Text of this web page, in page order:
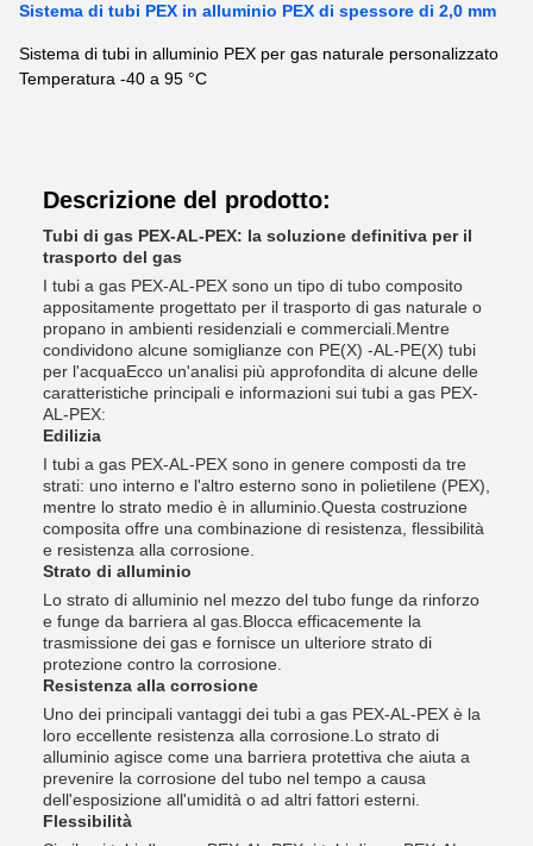
Sistema di tubi PEX in alluminio PEX di spessore di 2,0 mm
Sistema di tubi in alluminio PEX per gas naturale personalizzato
Temperatura -40 a 95 °C
Descrizione del prodotto:
Tubi di gas PEX-AL-PEX: la soluzione definitiva per il
trasporto del gas
I tubi a gas PEX-AL-PEX sono un tipo di tubo composito
appositamente progettato per il trasporto di gas naturale o
propano in ambienti residenziali e commerciali.Mentre
condividono alcune somiglianze con PE(X) -AL-PE(X) tubi
per l'acquaEcco un'analisi più approfondita di alcune delle
caratteristiche principali e informazioni sui tubi a gas PEX-
AL-PEX:
Edilizia
I tubi a gas PEX-AL-PEX sono in genere composti da tre
strati: uno interno e l'altro esterno sono in polietilene (PEX),
mentre lo strato medio è in alluminio.Questa costruzione
composita offre una combinazione di resistenza, flessibilità
e resistenza alla corrosione.
Strato di alluminio
Lo strato di alluminio nel mezzo del tubo funge da rinforzo
e funge da barriera al gas.Blocca efficacemente la
trasmissione dei gas e fornisce un ulteriore strato di
protezione contro la corrosione.
Resistenza alla corrosione
Uno dei principali vantaggi dei tubi a gas PEX-AL-PEX è la
loro eccellente resistenza alla corrosione.Lo strato di
alluminio agisce come una barriera protettiva che aiuta a
prevenire la corrosione del tubo nel tempo a causa
dell'esposizione all'umidità o ad altri fattori esterni.
Flessibilità